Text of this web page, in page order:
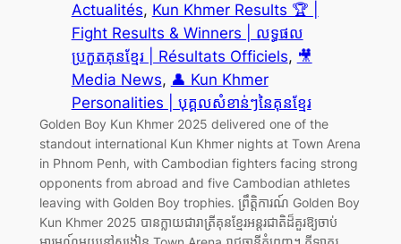
Actualités, Kun Khmer Results 🏆 |
Fight Results & Winners | លទ្ធផល
ប្រកួតគុនខ្មែរ | Résultats Officiels, 🎥
Media News, 👤 Kun Khmer
Personalities | បុគ្គលសំខាន់ៗនៃគុនខ្មែរ
Golden Boy Kun Khmer 2025 delivered one of the
standout international Kun Khmer nights at Town Arena
in Phnom Penh, with Cambodian fighters facing strong
opponents from abroad and five Cambodian athletes
leaving with Golden Boy trophies. ព្រឹត្តិការណ៍ Golden Boy
Kun Khmer 2025 បានក្លាយជារាត្រីគុនខ្មែរអន្តរជាតិដ៏គួរឱ្យចាប់